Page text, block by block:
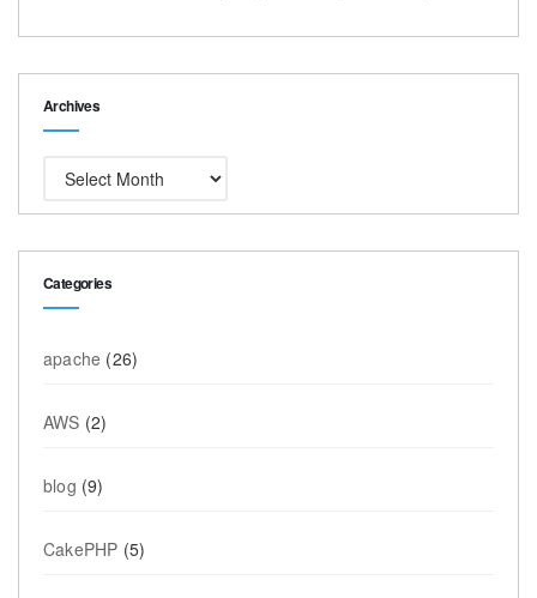
Archives
Categories
apache (26)
AWS (2)
blog (9)
CakePHP (5)